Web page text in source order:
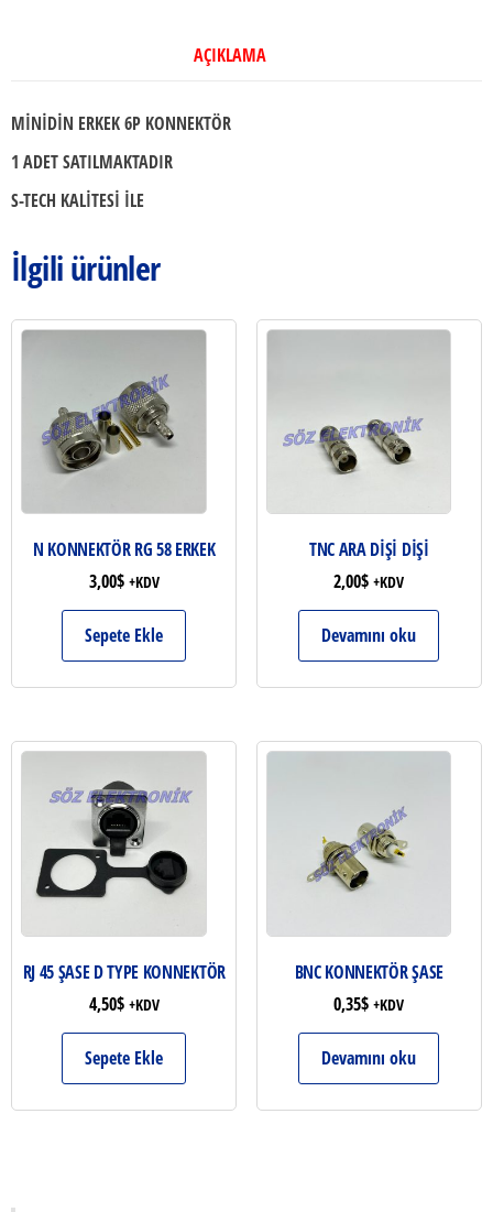
AÇIKLAMA
MİNİDİN ERKEK 6P KONNEKTÖR
1 ADET SATILMAKTADIR
S-TECH KALİTESİ İLE
İlgili ürünler
N KONNEKTÖR RG 58 ERKEK
3,00$ +KDV
Sepete Ekle
TNC ARA DİŞİ DİŞİ
2,00$ +KDV
Devamını oku
RJ 45 ŞASE D TYPE KONNEKTÖR
4,50$ +KDV
Sepete Ekle
BNC KONNEKTÖR ŞASE
0,35$ +KDV
Devamını oku